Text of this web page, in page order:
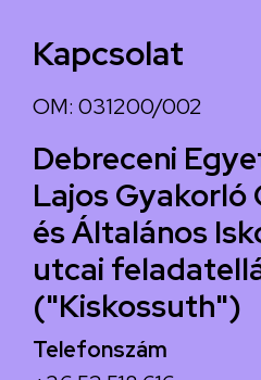
Kapcsolat
OM: 031200/002
Debreceni
Lajos Gyakorló
és Általános
utcai
("Kiskossuth")
Telefonszám